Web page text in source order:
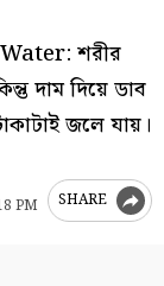
শরীর
দাম দিয়ে ডাব
জলে যায়।
PM SHARE